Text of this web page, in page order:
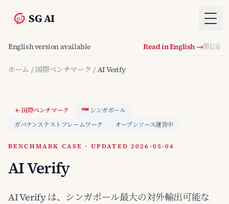
SG AI
English version available Read in English →閉じる
ホーム / 国際ベンチマーク / AI Verify
国際ベンチマーク
🇸🇬 シンガポール
ガバナンステストフレームワーク
オープンソース運営中
BENCHMARK CASE · UPDATED 2026-05-04
AI Verify
AI Verify は、シンガポール最大の対外輸出可能な